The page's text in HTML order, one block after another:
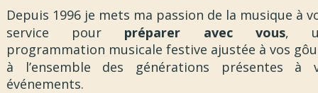
Depuis 1996 je mets ma passion de la musique à
service pour préparer avec vous,
programmation musicale festive ajustée à vos
à l’ensemble des générations présentes à
événements.